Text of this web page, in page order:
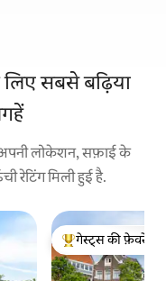
लिए सबसे बढ़िया
अपनी लोकेशन, सफ़ाई के
रेटिंग मिली हुई है.
गेस्ट्स का टॉप फ़ेवरेट
गेस्ट्स की फ़ेवरेट